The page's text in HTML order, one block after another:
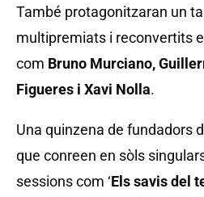
També protagonitzaran un
multipremiats i reconvertits
com Bruno Murciano,
Figueres i Xavi Nolla.
Una quinzena de fundadors
que conreen en sòls
sessions com ‘Els savis del